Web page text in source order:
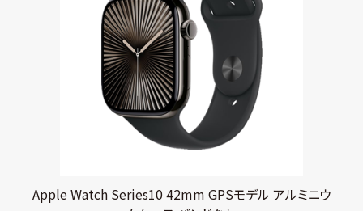
Apple Watch Series10 42mm GPSモデル アルミニウ